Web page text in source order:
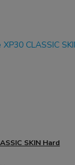
SKIN Hard